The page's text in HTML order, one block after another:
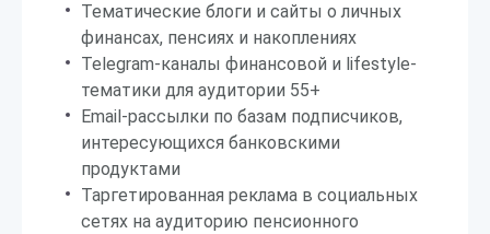
Тематические блоги и сайты о личных
финансах, пенсиях и накоплениях
Telegram-каналы финансовой и lifestyle-
тематики для аудитории 55+
Email-рассылки по базам подписчиков,
интересующихся банковскими
продуктами
Таргетированная реклама в социальных
сетях на аудиторию пенсионного